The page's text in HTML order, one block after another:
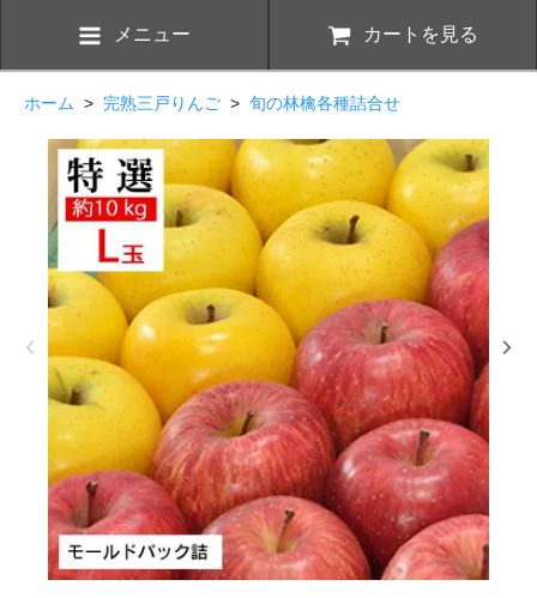
メニュー カートを見る
ホーム > 完熟三戸りんご > 旬の林檎各種詰合せ